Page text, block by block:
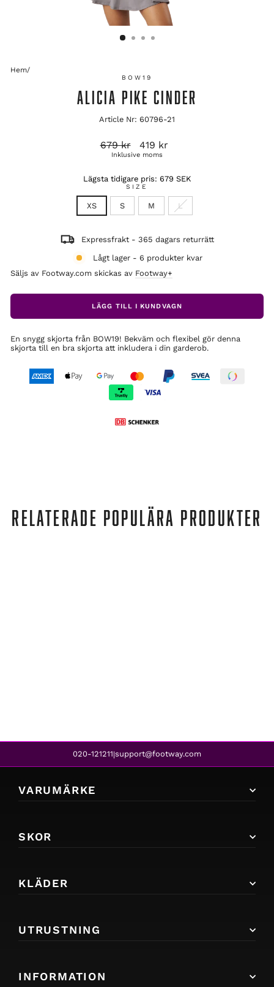
Hem/
BOW19
ALICIA PIKE CINDER
Article Nr: 60796-21
Ordinarie
pris
679 kr Reapris
419 kr
Inklusive moms
Lägsta tidigare pris: 679 SEK
SIZE
XS S M L
Expressfrakt - 365 dagars returrätt
Lågt lager - 6 produkter kvar
Säljs av Footway.com skickas av Footway+
LÄGG TILL I KUNDVAGN
En snygg skjorta från BOW19! Bekväm och flexibel gör denna
skjorta till en bra skjorta att inkludera i din garderob.
RELATERADE POPULÄRA PRODUKTER
020-121211|support@footway.com
VARUMÄRKE
SKOR
KLÄDER
UTRUSTNING
INFORMATION